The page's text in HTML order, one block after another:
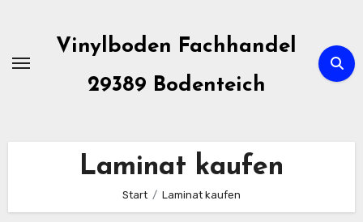
springen
Vinylboden Fachhandel
29389 Bodenteich
Laminat kaufen
Start Laminat kaufen